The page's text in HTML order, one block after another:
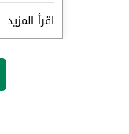
اقرأ المزيد